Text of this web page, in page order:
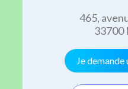
465,
33700
Je